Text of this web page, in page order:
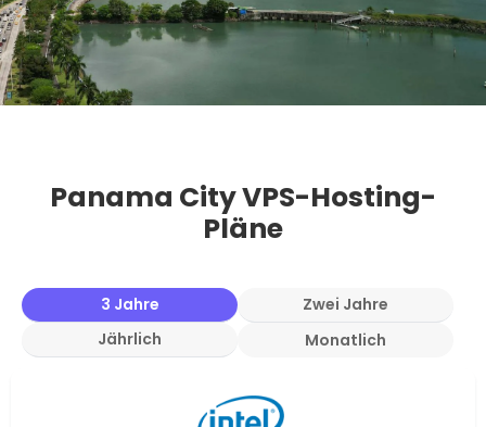
Panama City VPS-Hosting-
Pläne
3 Jahre
Zwei Jahre
Jährlich
Monatlich